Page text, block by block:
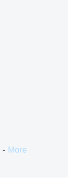
- More